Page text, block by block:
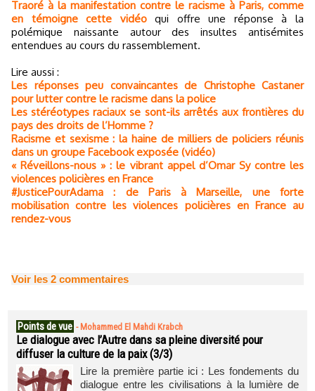
Traoré à la manifestation contre le racisme à Paris, comme
en témoigne cette vidéoqui offre une réponse à la
polémique naissante autour des insultes antisémites
entendues au cours du rassemblement.
Lire aussi :
Les réponses peu convaincantes de Christophe Castaner
pour lutter contre le racisme dans la police
Les stéréotypes raciaux se sont-ils arrêtés aux frontières du
pays des droits de l’Homme ?
Racisme et sexisme : la haine de milliers de policiers réunis
dans un groupe Facebook exposée (vidéo)
« Réveillons-nous » : le vibrant appel d’Omar Sy contre les
violences policières en France
#JusticePourAdama : de Paris à Marseille, une forte
mobilisation contre les violences policières en France au
rendez-vous
Voir les 2 commentaires
Points de vue - Mohammed El Mahdi Krabch
Le dialogue avec l’Autre dans sa pleine diversité pour
diffuser la culture de la paix (3/3)
Lire la première partie ici : Les fondements du
dialogue entre les civilisations à la lumière de